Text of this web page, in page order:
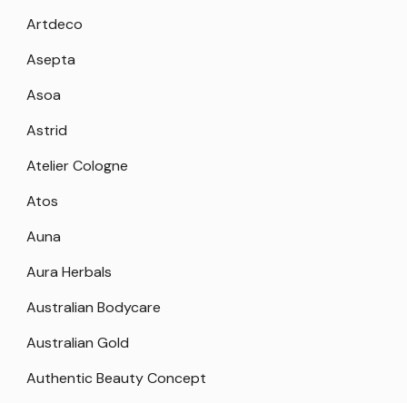
Artdeco
Asepta
Asoa
Astrid
Atelier Cologne
Atos
Auna
Aura Herbals
Australian Bodycare
Australian Gold
Authentic Beauty Concept